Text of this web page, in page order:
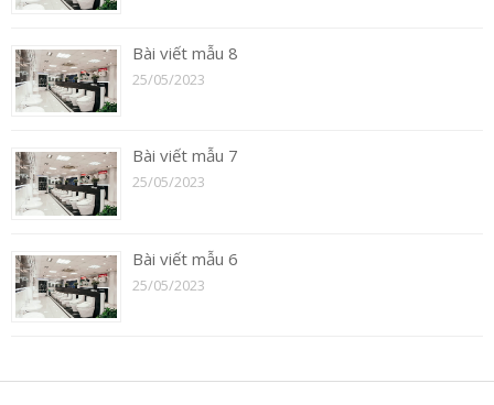
Bài viết mẫu 8
25/05/2023
Bài viết mẫu 7
25/05/2023
Bài viết mẫu 6
25/05/2023